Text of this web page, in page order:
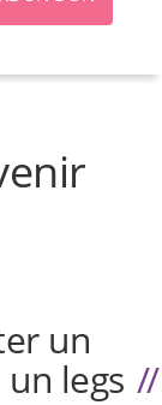
un
legs